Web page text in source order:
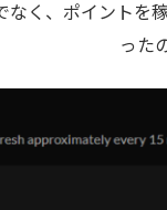
なく、ポイントを
った